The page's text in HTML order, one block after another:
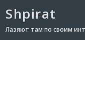
Shpirat
Лазяют там по своим